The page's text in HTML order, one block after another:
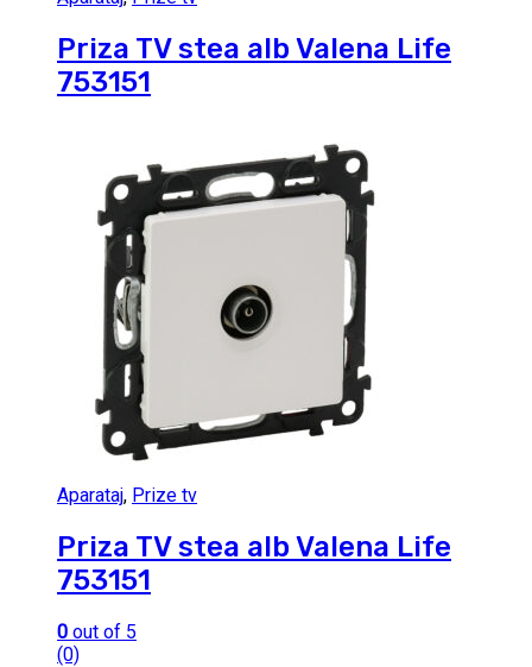
Priza TV stea alb Valena Life
753151
Aparataj, Prize tv
Priza TV stea alb Valena Life
753151
0 out of 5
(0)